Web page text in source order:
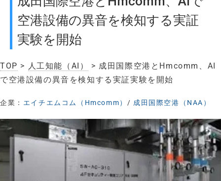
空港設備の異音を検知する実証
実験を開始
TOP > 人工知能（AI）
> 成田国際空港とHmcomm、AI
で空港設備の異音を検知する実証実験を開始
企業： エイチエムコム（Hmcomm） / 成田国際空港（NAA）